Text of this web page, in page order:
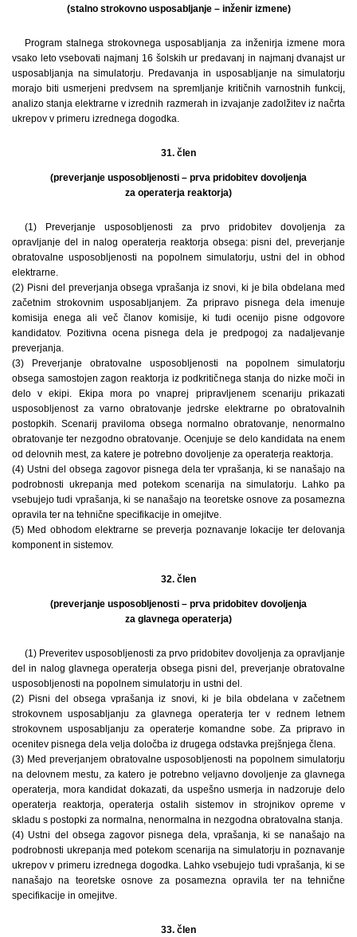
(stalno strokovno usposabljanje – inženir izmene)
Program stalnega strokovnega usposabljanja za inženirja izmene mora
vsako leto vsebovati najmanj 16 šolskih ur predavanj in najmanj dvanajst ur
usposabljanja na simulatorju. Predavanja in usposabljanje na simulatorju
morajo biti usmerjeni predvsem na spremljanje kritičnih varnostnih funkcij,
analizo stanja elektrarne v izrednih razmerah in izvajanje zadolžitev iz načrta
ukrepov v primeru izrednega dogodka.
31. člen
(preverjanje usposobljenosti – prva pridobitev dovoljenja
za operaterja reaktorja)
(1) Preverjanje usposobljenosti za prvo pridobitev dovoljenja za
opravljanje del in nalog operaterja reaktorja obsega: pisni del, preverjanje
obratovalne usposobljenosti na popolnem simulatorju, ustni del in obhod
elektrarne.
(2) Pisni del preverjanja obsega vprašanja iz snovi, ki je bila obdelana med
začetnim strokovnim usposabljanjem. Za pripravo pisnega dela imenuje
komisija enega ali več članov komisije, ki tudi ocenijo pisne odgovore
kandidatov. Pozitivna ocena pisnega dela je predpogoj za nadaljevanje
preverjanja.
(3) Preverjanje obratovalne usposobljenosti na popolnem simulatorju
obsega samostojen zagon reaktorja iz podkritičnega stanja do nizke moči in
delo v ekipi. Ekipa mora po vnaprej pripravljenem scenariju prikazati
usposobljenost za varno obratovanje jedrske elektrarne po obratovalnih
postopkih. Scenarij praviloma obsega normalno obratovanje, nenormalno
obratovanje ter nezgodno obratovanje. Ocenjuje se delo kandidata na enem
od delovnih mest, za katere je potrebno dovoljenje za operaterja reaktorja.
(4) Ustni del obsega zagovor pisnega dela ter vprašanja, ki se nanašajo na
podrobnosti ukrepanja med potekom scenarija na simulatorju. Lahko pa
vsebujejo tudi vprašanja, ki se nanašajo na teoretske osnove za posamezna
opravila ter na tehnične specifikacije in omejitve.
(5) Med obhodom elektrarne se preverja poznavanje lokacije ter delovanja
komponent in sistemov.
32. člen
(preverjanje usposobljenosti – prva pridobitev dovoljenja
za glavnega operaterja)
(1) Preveritev usposobljenosti za prvo pridobitev dovoljenja za opravljanje
del in nalog glavnega operaterja obsega pisni del, preverjanje obratovalne
usposobljenosti na popolnem simulatorju in ustni del.
(2) Pisni del obsega vprašanja iz snovi, ki je bila obdelana v začetnem
strokovnem usposabljanju za glavnega operaterja ter v rednem letnem
strokovnem usposabljanju za operaterje komandne sobe. Za pripravo in
ocenitev pisnega dela velja določba iz drugega odstavka prejšnjega člena.
(3) Med preverjanjem obratovalne usposobljenosti na popolnem simulatorju
na delovnem mestu, za katero je potrebno veljavno dovoljenje za glavnega
operaterja, mora kandidat dokazati, da uspešno usmerja in nadzoruje delo
operaterja reaktorja, operaterja ostalih sistemov in strojnikov opreme v
skladu s postopki za normalna, nenormalna in nezgodna obratovalna stanja.
(4) Ustni del obsega zagovor pisnega dela, vprašanja, ki se nanašajo na
podrobnosti ukrepanja med potekom scenarija na simulatorju in poznavanje
ukrepov v primeru izrednega dogodka. Lahko vsebujejo tudi vprašanja, ki se
nanašajo na teoretske osnove za posamezna opravila ter na tehnične
specifikacije in omejitve.
33. člen